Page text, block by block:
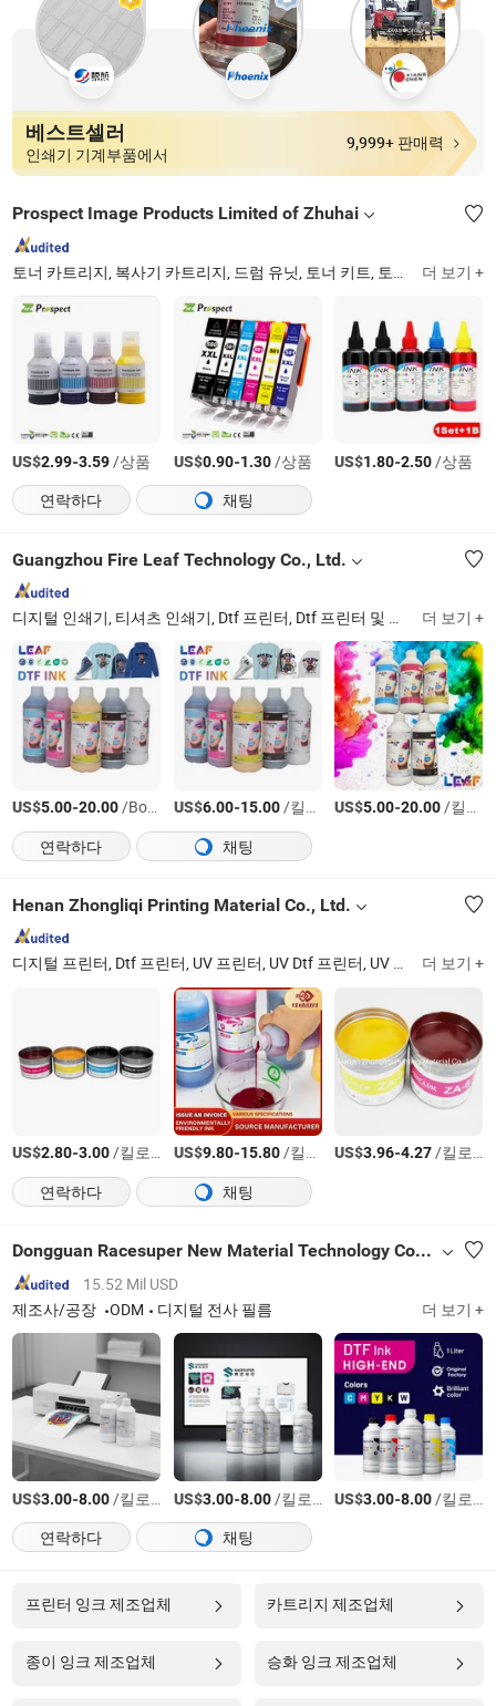
베스트셀러
인쇄기 기계부품에서
9,999+ 판매력
Prospect Image Products Limited of Zhuhai
토너 카트리지, 복사기 카트리지, 드럼 유닛, 토너 키트, 토너 파우더, 잉크 카트리지, 리본 카트리지, 잉크 더 보기 +
US$2.99-3.59/상품 US$0.90-1.30/상품 US$1.80-2.50/상품
연락하다
채팅
Guangzhou Fire Leaf Technology Co., Ltd.
디지털 인쇄기, 티셔츠 인쇄기, Dtf 프린터, Dtf 프린터 및 파우더 쉐이커 일체형, Dtf 잉크, Dtf 필름, Dtf 파우더, 색소 잉크, 펫 필름, 섬유 프린터 더 보기 +
US$5.00-20.00/Bottle US$6.00-15.00/킬로그램 US$5.00-20.00/킬로그램
연락하다
채팅
Henan Zhongliqi Printing Material Co., Ltd.
디지털 프린터, Dtf 프린터, UV 프린터, UV Dtf 프린터, UV 평판 프린터, 서브리메이션 프린터, Dtf 잉크, 서브리메이션 잉크, 오프셋 잉크, 오프셋 서브리메이션 잉크 더 보기 +
US$2.80-3.00/킬로그램 US$9.80-15.80/킬로그램 US$3.96-4.27/킬로그램
연락하다
채팅
Dongguan Racesuper New Material Technology Co., Ltd
15.52 Mil USD
제조사/공장
ODM 디지털 전사 필름 더 보기 +
US$3.00-8.00/킬로그램 US$3.00-8.00/킬로그램 US$3.00-8.00/킬로그램
연락하다
채팅
프린터 잉크 제조업체 카트리지 제조업체
종이 잉크 제조업체 승화 잉크 제조업체